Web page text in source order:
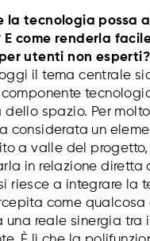
la tecnologia possa
come renderla
utenti non esperti?
il tema centrale
componente
dello spazio. Per
considerata un
a valle del progetto,
in relazione diretta
riesce a integrare la
come
una reale sinergia tra